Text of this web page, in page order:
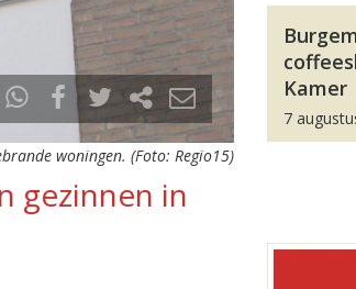
woningen. (Foto: Regio15)
gezinnen in
Kamer
7